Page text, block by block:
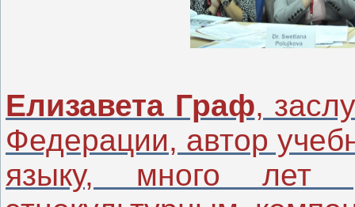
Елизавета Граф,
Федерации, автор
языку, много лет